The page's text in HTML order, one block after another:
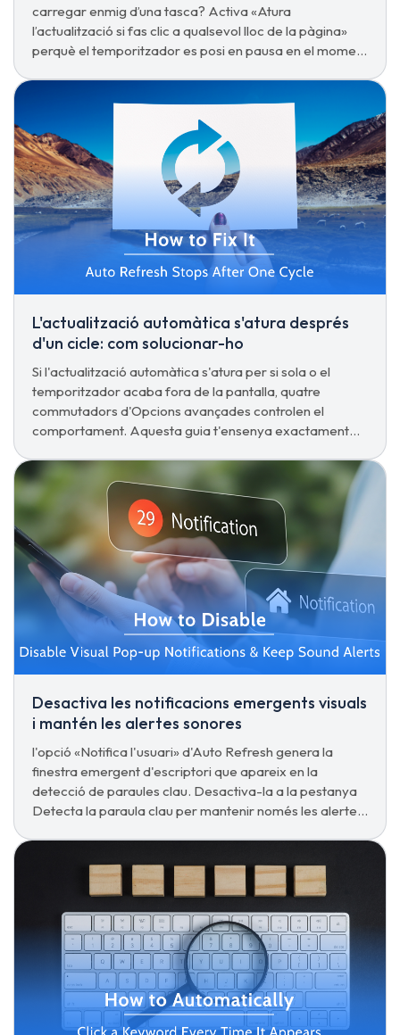
carregar enmig d’una tasca? Activa «Atura
l’actualització si fas clic a qualsevol lloc de la pàgina»
perquè el temporitzador es posi en pausa en el moment
L'actualització automàtica s'atura després
d'un cicle: com solucionar-ho
Si l'actualització automàtica s'atura per si sola o el
temporitzador acaba fora de la pantalla, quatre
commutadors d'Opcions avançades controlen el
comportament. Aquesta guia t'ensenya exactament
Desactiva les notificacions emergents visuals
i mantén les alertes sonores
l'opció «Notifica l'usuari» d'Auto Refresh genera la
finestra emergent d'escriptori que apareix en la
detecció de paraules clau. Desactiva-la a la pestanya
Detecta la paraula clau per mantenir només les alertes